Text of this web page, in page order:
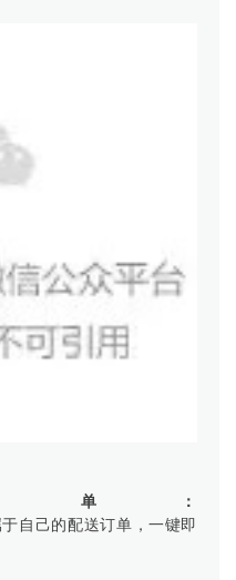
单：
自己的配送订单，一键即